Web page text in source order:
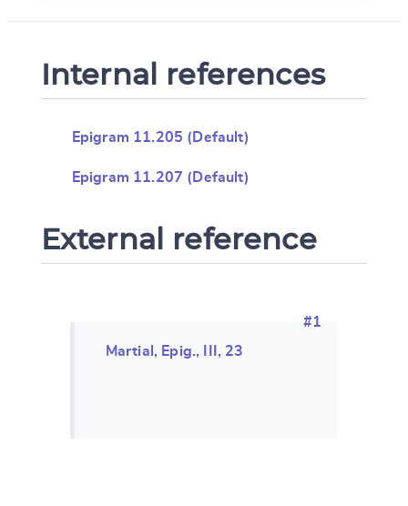
Internal references
Epigram 11.205 (Default)
Epigram 11.207 (Default)
External reference
#1
Martial, Epig., III, 23